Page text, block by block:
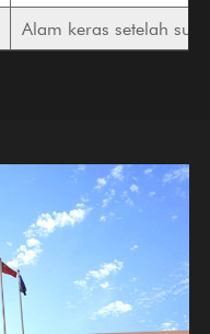
Alam keras setelah